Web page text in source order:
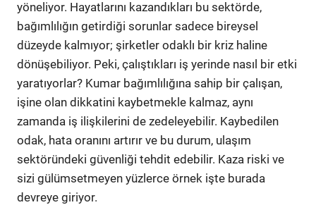
yöneliyor. Hayatlarını kazandıkları bu sektörde,
bağımlılığın getirdiği sorunlar sadece bireysel
düzeyde kalmıyor; şirketler odaklı bir kriz haline
dönüşebiliyor. Peki, çalıştıkları iş yerinde nasıl bir etki
yaratıyorlar? Kumar bağımlılığına sahip bir çalışan,
işine olan dikkatini kaybetmekle kalmaz, aynı
zamanda iş ilişkilerini de zedeleyebilir. Kaybedilen
odak, hata oranını artırır ve bu durum, ulaşım
sektöründeki güvenliği tehdit edebilir. Kaza riski ve
sizi gülümsetmeyen yüzlerce örnek işte burada
devreye giriyor.